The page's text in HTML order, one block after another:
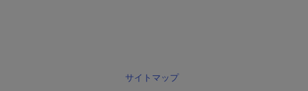
サイトマップ